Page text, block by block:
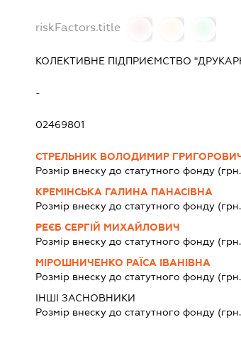
riskFactors.title
КОЛЕКТИВНЕ ПІДПРИЄМСТВО
-
02469801
СТРЕЛЬНИК ВОЛОДИМИР
Розмір внеску до статутного фонду
КРЕМІНСЬКА ГАЛИНА ПАНАСІВНА
Розмір внеску до статутного фонду
РЕЄБ СЕРГІЙ МИХАЙЛОВИЧ
Розмір внеску до статутного фонду
МІРОШНИЧЕНКО РАЇСА ІВАНІВНА
Розмір внеску до статутного фонду
ІНШІ ЗАСНОВНИКИ
Розмір внеску до статутного фонду